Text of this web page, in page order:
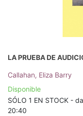
LA PRUEBA DE
Callahan, Eliza Barry
Disponible
SÓLO 1 EN STOCK -
20:40